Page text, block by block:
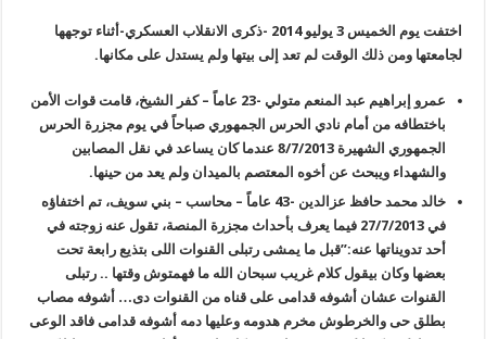
اختفت يوم الخميس 3 يوليو 2014 -ذكرى الانقلاب العسكري-أثناء توجهها
لجامعتها ومن ذلك الوقت لم تعد إلى بيتها ولم يستدل على مكانها.
عمرو إبراهيم عبد المنعم متولي -23 عاماً –كفر الشيخ، قامت قوات الأمن
باختطافه من أمام نادي الحرس الجمهوري صباحاً في يوم مجزرة الحرس
الجمهوري الشهيرة 8/7/2013 عندما كان يساعد في نقل المصابين
والشهداء ويبحث عن أخوه المعتصم بالميدان ولم يعد من حينها.
خالد محمد حافظ عزالدين -43 عاماً – محاسب
– بني سويف، تم اختفاؤه
في 27/7/2013 فيما يعرف بأحداث مجزرة المنصة، تقول عنه زوجته في
أحد تدويناتها عنه:”قبل ما يمشى رتبلى القنوات اللى بتذيع رابعة تحت
بعضها وكان بيقول كلام غريب سبحان الله ما فهمتوش وقتها .. رتبلى
القنوات عشان أشوفه قدامى على قناه من القنوات دى… أشوفه مصاب
بطلق حى والخرطوش مخرم هدومه وعليها دمه أشوفه قدامى فاقد الوعى